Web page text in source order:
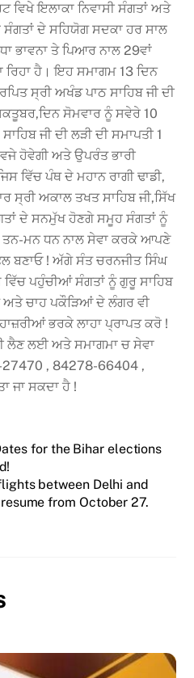
ਵਿਖੇ ਇਲਾਕਾ ਨਿਵਾਸੀ ਸੰਗਤਾਂ ਅਤੇ
ਦੇ ਸਹਿਯੋਗ ਸਦਕਾ ਹਰ ਸਾਲ
ਭਾਵਨਾ ਤੇ ਪਿਆਰ ਨਾਲ 29ਵਾਂ
ਹੈ। ਇਹ ਸਮਾਗਮ 13 ਦਿਨ
ਸ੍ਰੀ ਅਖੰਡ ਪਾਠ ਸਾਹਿਬ ਜੀ ਦੀ
ਸੋਮਵਾਰ ਨੂੰ ਸਵੇਰੇ 10
ਜੀ ਦੀ ਲੜੀ ਦੀ ਸਮਾਪਤੀ 1
ਹੋਵੇਗੀ ਅਤੇ ਉਪਰੰਤ ਭਾਰੀ
ਵਿੱਚ ਪੰਥ ਦੇ ਮਹਾਨ ਰਾਗੀ ਢਾਡੀ,
ਸ੍ਰੀ ਅਕਾਲ ਤਖਤ ਸਾਹਿਬ ਜੀ,ਸਿੱਖ
ਦੇ ਸਨਮੁੱਖ ਹੋਣਗੇ ਸਮੂਹ ਸੰਗਤਾਂ ਨੂੰ
ਤਨ-ਮਨ ਧਨ ਨਾਲ ਸੇਵਾ ਕਰਕੇ ਆਪਣੇ
ਬਣਾਓ ! ਅੱਗੇ ਸੰਤ ਚਰਨਜੀਤ ਸਿੰਘ
ਵਿੱਚ ਪਹੁੰਚੀਆਂ ਸੰਗਤਾਂ ਨੂੰ ਗੁਰੂ ਸਾਹਿਬ
ਚਾਹ ਪਕੌੜਿਆਂ ਦੇ ਲੰਗਰ ਵੀ
ਭਰਕੇ ਲਾਹਾ ਪ੍ਰਾਪਤ ਕਰੋ !
ਲੈਣ ਲਈ ਅਤੇ ਸਮਾਗਮਾ ਚ ਸੇਵਾ
, 84278-66404 ,
ਜਾ ਸਕਦਾ ਹੈ !
for the Bihar elections
between Delhi and
from October 27.